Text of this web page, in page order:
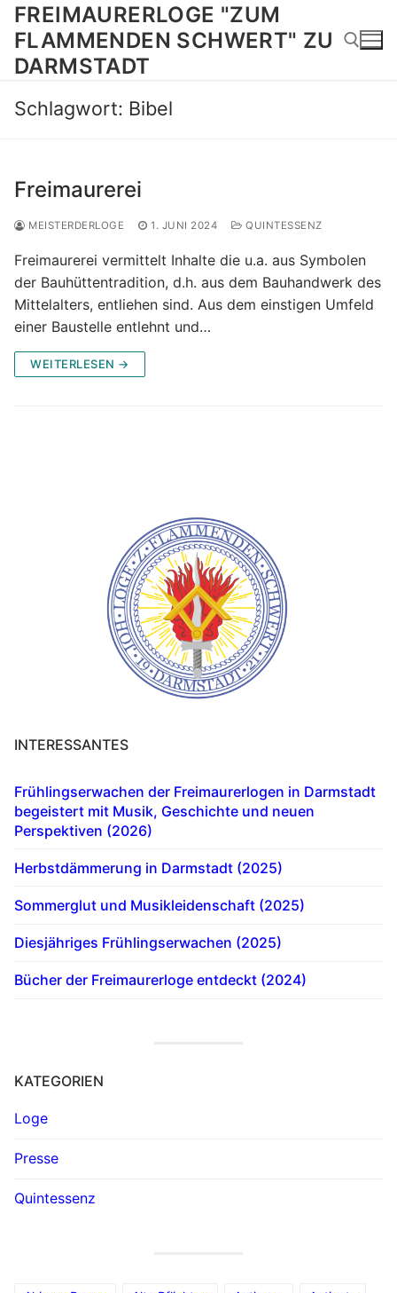
Zum
Inhalt
springen
FREIMAURERLOGE "ZUM
FLAMMENDEN SCHWERT" ZU
DARMSTADT
Schlagwort: Bibel
Freimaurerei
MEISTERDERLOGE 1. JUNI 2024 QUINTESSENZ
Freimaurerei vermittelt Inhalte die u.a. aus Symbolen
der Bauhüttentradition, d.h. aus dem Bauhandwerk des
Mittelalters, entliehen sind. Aus dem einstigen Umfeld
einer Baustelle entlehnt und…
WEITERLESEN →
INTERESSANTES
Frühlingserwachen der Freimaurerlogen in Darmstadt
begeistert mit Musik, Geschichte und neuen
Perspektiven (2026)
Herbstdämmerung in Darmstadt (2025)
Sommerglut und Musikleidenschaft (2025)
Diesjähriges Frühlingserwachen (2025)
Bücher der Freimaurerloge entdeckt (2024)
KATEGORIEN
Loge
Presse
Quintessenz